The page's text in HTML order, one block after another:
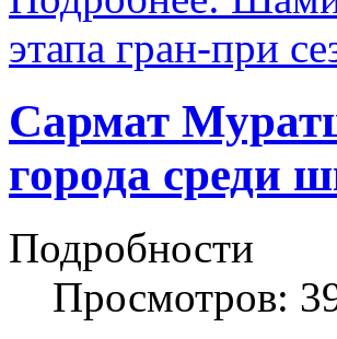
этапа гран-при
Сармат
города среди
Подробности
Просмотров: